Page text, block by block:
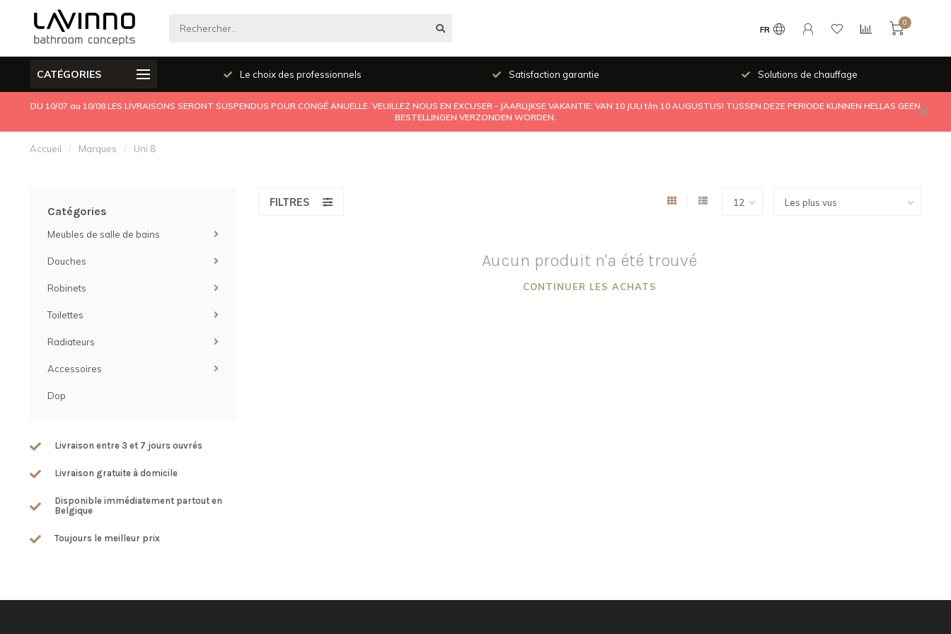
FR
0
CATÉGORIES
Produits de qualité Le choix des professionnels Satisfaction garantie Solutions de chauffage
DU 10/07 au 10/08 LES LIVRAISONS SERONT SUSPENDUS POUR CONGÉ ANUELLE. VEUILLEZ NOUS EN EXCUSER - JAARLIJKSE VAKANTIE: VAN 10 JULI t/m 10 AUGUSTUS! TUSSEN DEZE PERIODE KUNNEN HELLAS GEEN
BESTELLINGEN VERZONDEN WORDEN.
Accueil / Marques / Uni 8
Catégories
Meubles de salle de bains
Douches
Robinets
Toilettes
Radiateurs
Accessoires
Dop
Livraison entre 3 et 7 jours ouvrés
Livraison gratuite à domicile
Disponible immédiatement partout en
Belgique
Toujours le meilleur prix
FILTRES
Aucun produit n'a été trouvé
CONTINUER LES ACHATS